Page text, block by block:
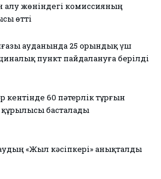
алу жөніндегі комиссияның
өтті
ауданында 25 орындық үш
пункт пайдалануға берілді
кентінде 60 пәтерлік тұрғын
құрылысы басталады
«Жыл кәсіпкері» анықталды